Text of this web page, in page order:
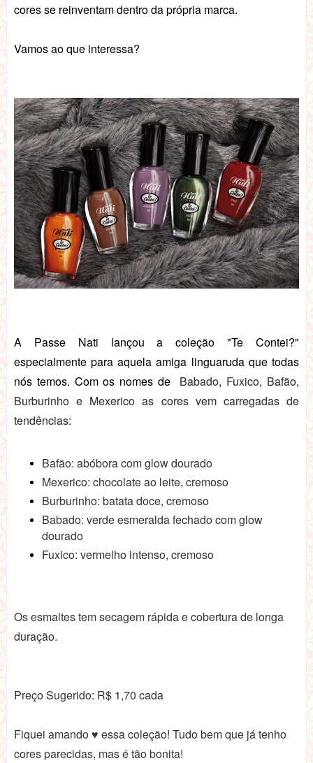
cores se reinventam dentro da própria marca.
Vamos ao que interessa?
A Passe Nati lançou a coleção "Te Contei?"
especialmente para aquela amiga linguaruda que todas
nós temos. Com os nomes de
Babado, Fuxico, Bafão,
Burburinho e Mexerico as cores vem carregadas de
tendências:
Bafão: abóbora com glow dourado
Mexerico: chocolate ao leite, cremoso
Burburinho: batata doce, cremoso
Babado: verde esmeralda fechado com glow
dourado
Fuxico: vermelho intenso, cremoso
Os esmaltes tem secagem rápida e cobertura de longa
duração.
Preço Sugerido: R$ 1,70 cada
Fiquei amando ♥ essa coleção! Tudo bem que já tenho
cores parecidas, mas é tão bonita!